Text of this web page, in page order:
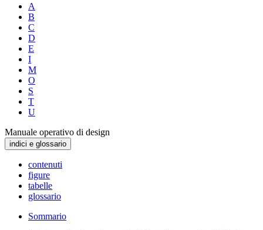
A
B
C
D
E
I
M
O
S
T
U
Manuale operativo di design
indici e glossario
contenuti
figure
tabelle
glossario
Sommario